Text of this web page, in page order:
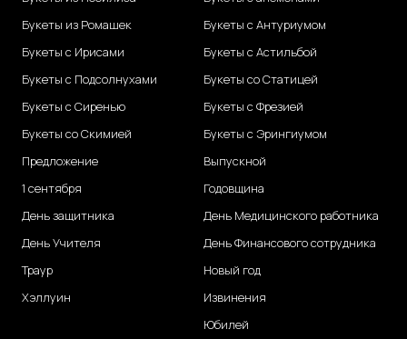
Букеты из Ромашек
Букеты с Ирисами
Букеты с Подсолнухами
Букеты с Сиренью
Букеты со Скимией
Предложение
1 сентября
День защитника
День Учителя
Траур
Хэллуин
Букеты с Антуриумом
Букеты с Астильбой
Букеты со Статицей
Букеты с Фрезией
Букеты с Эрингиумом
Выпускной
Годовщина
День Медицинского работника
День Финансового сотрудника
Новый год
Извинения
Юбилей